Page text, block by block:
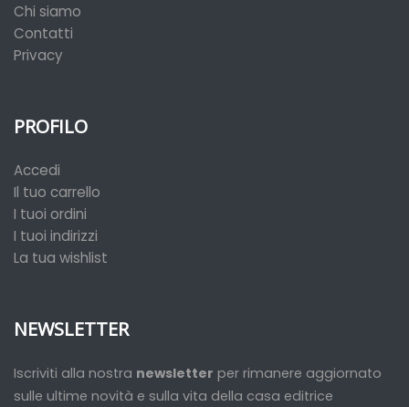
Chi siamo
Contatti
Privacy
PROFILO
Accedi
Il tuo carrello
I tuoi ordini
I tuoi indirizzi
La tua wishlist
NEWSLETTER
Iscriviti alla nostra newsletter per rimanere aggiornato
sulle ultime novità e sulla vita della casa editrice